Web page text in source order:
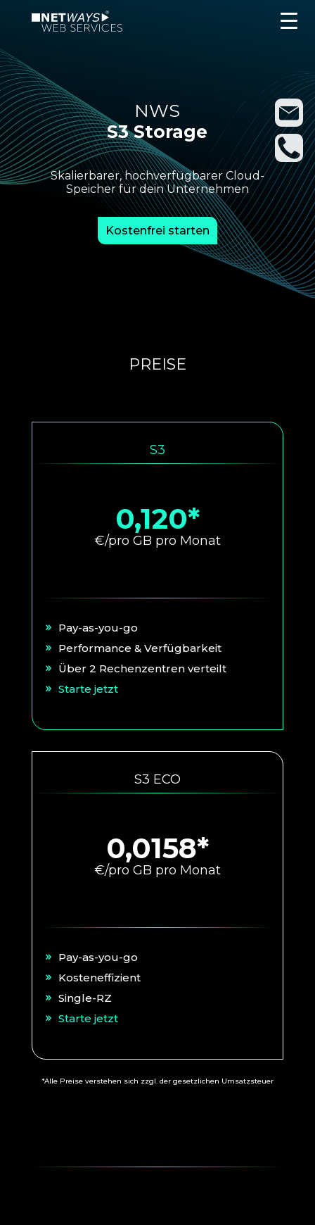
NWS
S3 Storage
Skalierbarer, hochverfügbarer Cloud-
Speicher für dein Unternehmen
Kostenfrei starten
PREISE
S3
€/pro GB pro Monat
0,120*
Pay-as-you-go
Performance & Verfügbarkeit
Über 2 Rechenzentren verteilt
Starte jetzt
S3 ECO
€/pro GB pro Monat
0,0158*
Pay-as-you-go
Kosteneffizient
Single-RZ
Starte jetzt
*Alle Preise verstehen sich zzgl. der gesetzlichen Umsatzsteuer